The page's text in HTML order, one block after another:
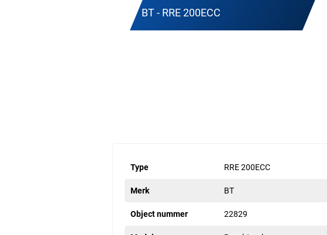
BT - RRE 200ECC
Type RRE 200ECC
Merk BT
Object nummer 22829